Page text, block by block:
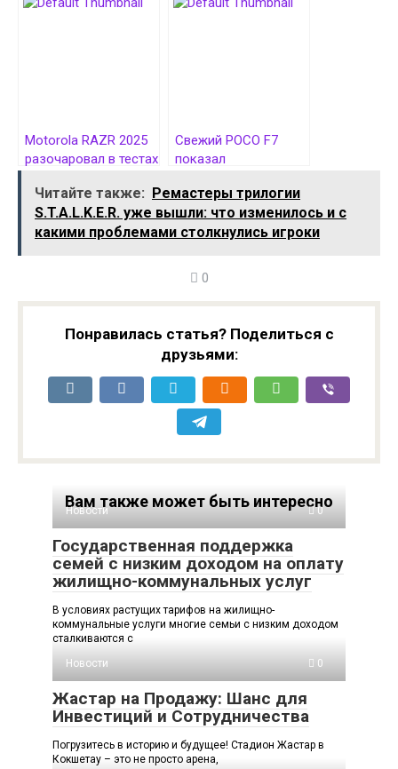
выдающиеся
результаты в тестах
Motorola RAZR 2025
разочаровал в тестах
работает даже
меньше 10 часов
Свежий POCO F7
показал
результаты в тестах
автономности
Читайте также: Ремастеры трилогии
S.T.A.L.K.E.R. уже вышли: что изменилось и с
какими проблемами столкнулись игроки
0
Понравилась статья? Поделиться с
друзьями:
Вам также может быть интересно
Новости 0
Государственная поддержка
семей с низким доходом на оплату
жилищно-коммунальных услуг
В условиях растущих тарифов на жилищно-
коммунальные услуги многие семьи с низким доходом
сталкиваются с
Новости
0
Жастар на Продажу: Шанс для
Инвестиций и Сотрудничества
Погрузитесь в историю и будущее! Стадион Жастар в
Кокшетау – это не просто арена,